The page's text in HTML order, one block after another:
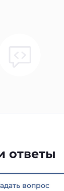
ответы
вопрос